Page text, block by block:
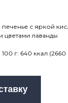
с яркой
цветами лаванды
г: 640 ккал (2660